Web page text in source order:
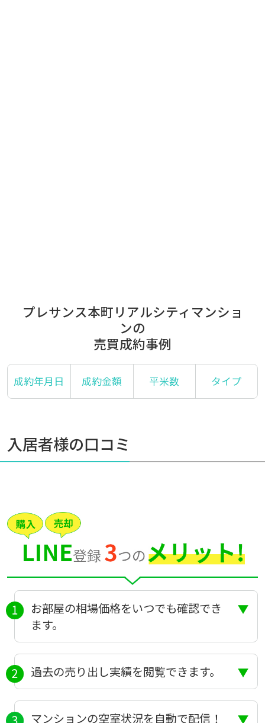
プレサンス本町リアルシティマンショ
ンの
売買成約事例
成約年月日 成約金額 平米数 タイプ
入居者様の口コミ
お部屋の相場価格をいつでも確認でき
ます。
過去の売り出し実績を閲覧できます。
マンションの空室状況を自動で配信！